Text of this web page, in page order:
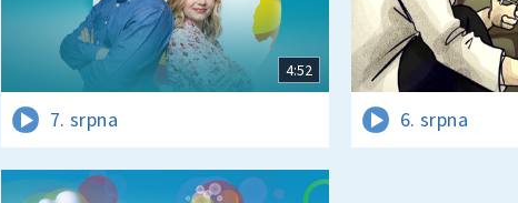
4:52
7. srpna 6. srpna